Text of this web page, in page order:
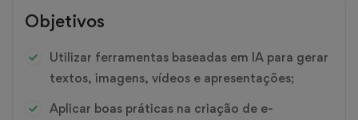
Objetivos
Utilizar ferramentas baseadas em IA para gerar
textos, imagens, vídeos e apresentações;
Aplicar boas práticas na criação de e-